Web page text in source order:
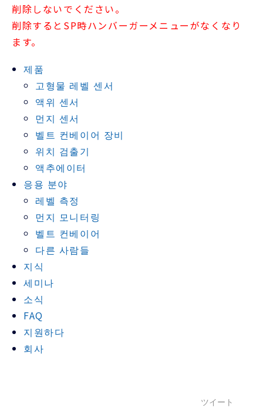
削除しないでください。
削除するとSP時ハンバーガーメニューがなくなり
ます。
제품
고형물 레벨 센서
액위 센서
먼지 센서
벨트 컨베이어 장비
위치 검출기
액추에이터
응용 분야
레벨 측정
먼지 모니터링
벨트 컨베이어
다른 사람들
지식
세미나
소식
FAQ
지원하다
회사
ツイート